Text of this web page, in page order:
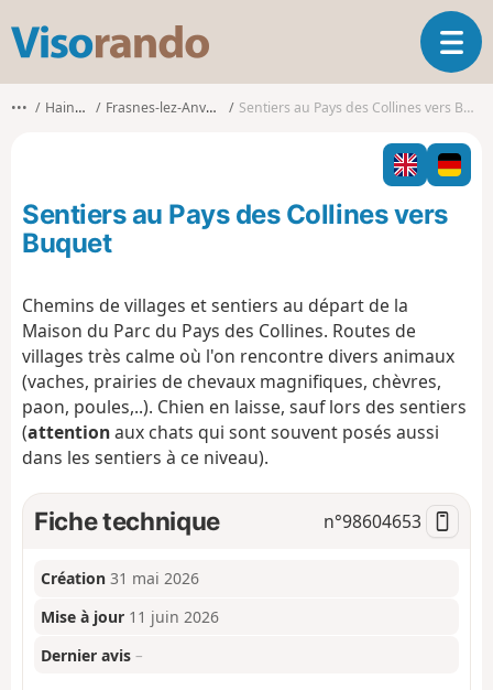
s
o
O
u
v
i
r
l
a
i
••• Hainaut Frasnes-lez-Anvaing Sentiers au Pays des Collines vers Buquet
Sentiers au Pays des Collines vers
Buquet
Chemins de villages et sentiers au départ de la
Maison du Parc du Pays des Collines. Routes de
villages très calme où l'on rencontre divers animaux
(vaches, prairies de chevaux magnifiques, chèvres,
paon, poules,..). Chien en laisse, sauf lors des sentiers
(attentionaux chats qui sont souvent posés aussi
dans les sentiers à ce niveau).
Fiche technique n°98604653
Création 31 mai 2026
Mise à jour 11 juin 2026
Dernier avis –